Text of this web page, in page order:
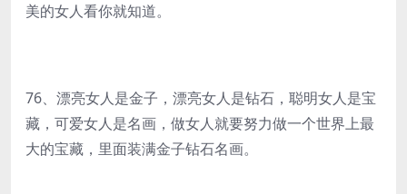
美的女人看你就知道。
76、漂亮女人是金子，漂亮女人是钻石，聪明女人是宝
藏，可爱女人是名画，做女人就要努力做一个世界上最
大的宝藏，里面装满金子钻石名画。